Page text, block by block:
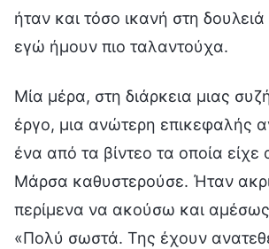
ήταν και τόσο ικανή στη
εγώ ήμουν πιο ταλαντούχα.
Μία μέρα, στη διάρκεια μιας
έργο, μια ανώτερη επικεφαλής
ένα από τα βίντεο τα οποία είχε
Μάρσα καθυστερούσε. Ήταν
περίμενα να ακούσω και
«Πολύ σωστά. Της έχουν